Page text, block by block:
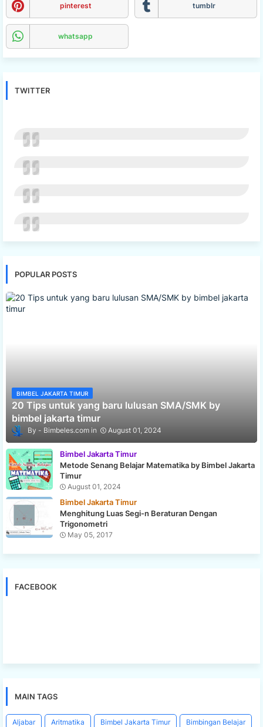
pinterest tumblr
whatsapp
TWITTER
POPULAR POSTS
BIMBEL JAKARTA TIMUR
20 Tips untuk yang baru lulusan SMA/SMK by
bimbel jakarta timur
Bimbeles.com August 01, 2024
Bimbel Jakarta Timur
Metode Senang Belajar Matematika by Bimbel Jakarta
Timur
August 01, 2024
Bimbel Jakarta Timur
Menghitung Luas Segi-n Beraturan Dengan
Trigonometri
May 05, 2017
FACEBOOK
MAIN TAGS
Aljabar Aritmatika Bimbel Jakarta Timur Bimbingan Belajar